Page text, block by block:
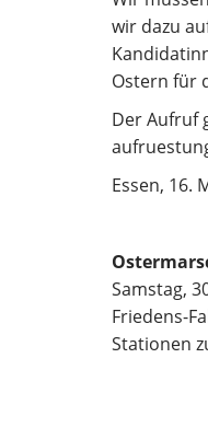
wir dazu
Ostern für
Der Aufruf
Essen, 16.
Samstag,
Friedens-
Stationen